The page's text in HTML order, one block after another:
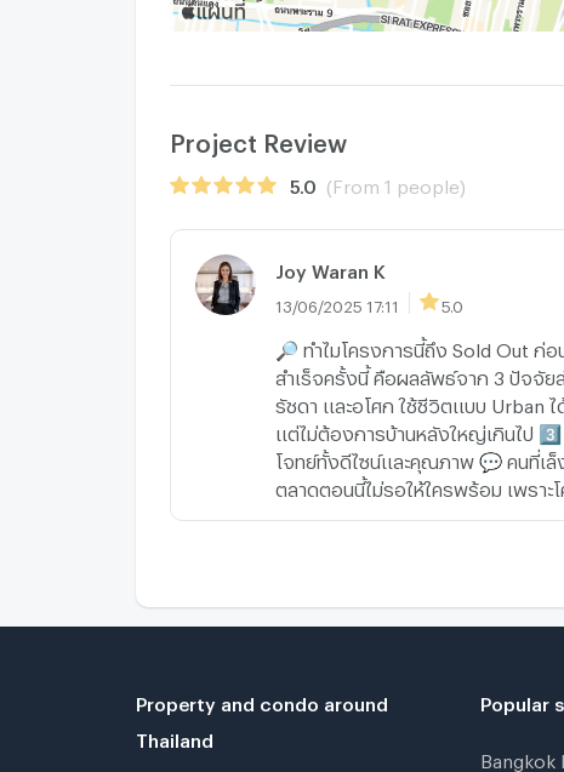
Project Review
5.0 (From 1 people)
Joy Waran K
13/06/2025 17:11 5.0
🔎 ทำไมโครงการนี้ถึง Sold Out ก่
สำเร็จครั้งนี้ คือผลลัพธ์จาก 3 ปัจจัย
รัชดา และอโศก ใช้ชีวิตแบบ Urban
แต่ไม่ต้องการบ้านหลังใหญ่เกินไป
โจทย์ทั้งดีไซน์และคุณภาพ 💬 คนที่เ
ตลาดตอนนี้ไม่รอให้ใครพร้อม เพราะ
Property and condo around
Thailand
Popular
Bangkok